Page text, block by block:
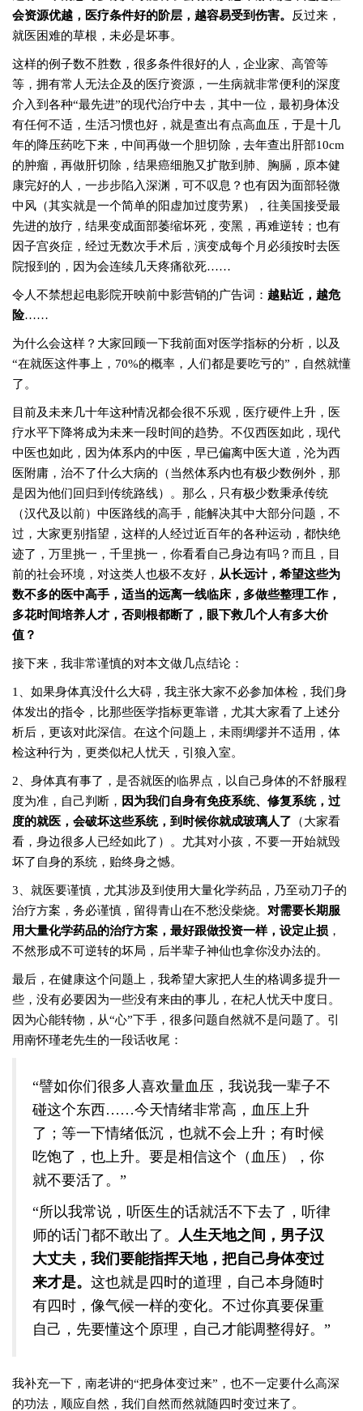
会资源优越，医疗条件好的阶层，越容易受到伤害。
反过来，
就医困难的草根，未必是坏事。
这样的例子数不胜数，很多条件很好的人，企业家、高管等
等，拥有常人无法企及的医疗资源，一生病就非常便利的深度
介入到各种“最先进”的现代治疗中去，其中一位，最初身体没
有任何不适，生活习惯也好，就是查出有点高血压，于是十几
年的降压药吃下来，中间再做一个胆切除，去年查出肝部10cm
的肿瘤，再做肝切除，结果癌细胞又扩散到肺、胸膈，原本健
康完好的人，一步步陷入深渊，可不叹息？也有因为面部轻微
中风（其实就是一个简单的阳虚加过度劳累），往美国接受最
先进的放疗，结果变成面部萎缩坏死，变黑，再难逆转；也有
因子宫炎症，经过无数次手术后，演变成每个月必须按时去医
院报到的，因为会连续几天疼痛欲死……
令人不禁想起电影院开映前中影营销的广告词： 越贴近，越危
险……
为什么会这样？大家回顾一下我前面对医学指标的分析，以及
“在就医这件事上，70%的概率，人们都是要吃亏的”，自然就懂
了。
目前及未来几十年这种情况都会很不乐观，医疗硬件上升，医
疗水平下降将成为未来一段时间的趋势。不仅西医如此，现代
中医也如此，因为体系内的中医，早已偏离中医大道，沦为西
医附庸，治不了什么大病的（当然体系内也有极少数例外，那
是因为他们回归到传统路线）。那么，只有极少数秉承传统
（汉代及以前）中医路线的高手，能解决其中大部分问题，不
过，大家更别指望，这样的人经过近百年的各种运动，都快绝
迹了，万里挑一，千里挑一，你看看自己身边有吗？而且，目
前的社会环境，对这类人也极不友好， 从长远计，希望这些为
数不多的医中高手，适当的远离一线临床，多做些整理工作，
多花时间培养人才，否则根都断了，眼下救几个人有多大价
值？
接下来，我非常谨慎的对本文做几点结论：
1、如果身体真没什么大碍，我主张大家不必参加体检，我们身
体发出的指令，比那些医学指标更靠谱，尤其大家看了上述分
析后，更该对此深信。在这个问题上，未雨绸缪并不适用，体
检这种行为，更类似杞人忧天，引狼入室。
2、身体真有事了，是否就医的临界点，以自己身体的不舒服程
度为准，自己判断， 因为我们自身有免疫系统、修复系统，过
度的就医，会破坏这些系统，到时候你就成玻璃人了 （大家看
看，身边很多人已经如此了）。尤其对小孩，不要一开始就毁
坏了自身的系统，贻终身之憾。
3、就医要谨慎，尤其涉及到使用大量化学药品，乃至动刀子的
治疗方案，务必谨慎，留得青山在不愁没柴烧。 对需要长期服
用大量化学药品的治疗方案，最好跟做投资一样，设定止损 ，
不然形成不可逆转的坏局，后半辈子神仙也拿你没办法的。
最后，在健康这个问题上，我希望大家把人生的格调多提升一
些，没有必要因为一些没有来由的事儿，在杞人忧天中度日。
因为心能转物，从“心”下手，很多问题自然就不是问题了。引
用南怀瑾老先生的一段话收尾：
“譬如你们很多人喜欢量血压，我说我一辈子不
碰这个东西……今天情绪非常高，血压上升
了；等一下情绪低沉，也就不会上升；有时候
吃饱了，也上升。要是相信这个（血压），你
就不要活了。”
“所以我常说，听医生的话就活不下去了，听律
师的话门都不敢出了。 人生天地之间，男子汉
大丈夫，我们要能指挥天地，把自己身体变过
来才是。 这也就是四时的道理，自己本身随时
有四时，像气候一样的变化。不过你真要保重
自己，先要懂这个原理，自己才能调整得好。”
我补充一下，南老讲的“把身体变过来”，也不一定要什么高深
的功法，顺应自然，我们自然而然就随四时变过来了。